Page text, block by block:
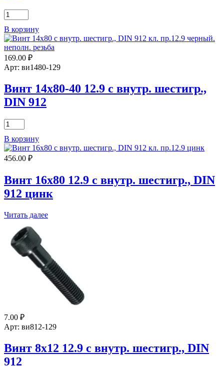
Количество
товара
Винт
5х25
12.9
с
внутр.
DIN
912
В корзину
169.00 ₽
Арт: ви1480-129
Винт 14х80-40 12.9 с внутр. шестигр.,
DIN 912
Количество
товара
Винт
14х80-
40
с
внутр.
шестигр.,
912
В корзину
456.00 ₽
Винт 16х80 12.9 с внутр. шестигр., DIN
912 цинк
Читать далее
7.00 ₽
Арт: ви812-129
Винт 8х12 12.9 с внутр. шестигр., DIN
912